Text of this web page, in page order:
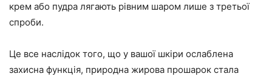
крем або пудра лягають рівним шаром лише з третьої
спроби.
Це все наслідок того, що у вашої шкіри ослаблена
захисна функція, природна жирова прошарок стала